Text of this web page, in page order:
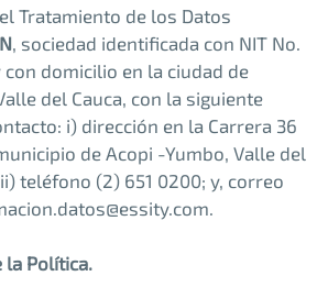
Tratamiento de los Datos
, sociedad identificada con NIT No.
con domicilio en la ciudad de
del Cauca, con la siguiente
i) dirección en la Carrera 36
de Acopi -Yumbo, Valle del
teléfono (2) 651 0200; y, correo
la Política.